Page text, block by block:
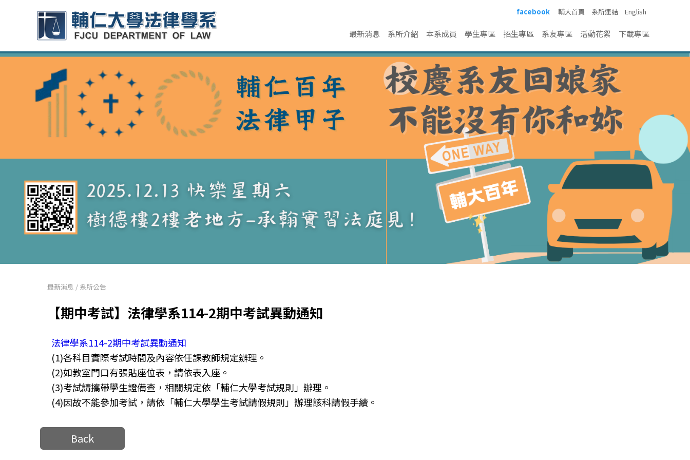
facebook 輔大首頁 系所連結 English
最新消息 系所介紹 本系成員 學生專區 招生專區 系友專區 活動花絮 下載專區
最新消息 / 系所公告
【期中考試】法律學系114-2期中考試異動通知
法律學系114-2期中考試異動通知
(1)各科目實際考試時間及內容依任課教師規定辦理。
(2)如教室門口有張貼座位表，請依表入座。
(3)考試請攜帶學生證備查，相關規定依「輔仁大學考試規則」辦理。
(4)因故不能參加考試，請依「輔仁大學學生考試請假規則」辦理該科請假手續。
Back